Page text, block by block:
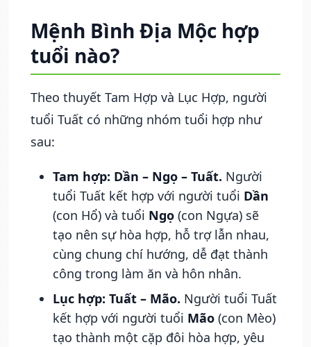
Mệnh Bình Địa Mộc hợp
tuổi nào?
Theo thuyết Tam Hợp và Lục Hợp, người
tuổi Tuất có những nhóm tuổi hợp như
sau:
Tam hợp: Dần – Ngọ – Tuất. Người
tuổi Tuất kết hợp với người tuổi Dần
(con Hổ) và tuổi Ngọ (con Ngựa) sẽ
tạo nên sự hòa hợp, hỗ trợ lẫn nhau,
cùng chung chí hướng, dễ đạt thành
công trong làm ăn và hôn nhân.
Lục hợp: Tuất – Mão. Người tuổi Tuất
kết hợp với người tuổi Mão (con Mèo)
tạo thành một cặp đôi hòa hợp, yêu